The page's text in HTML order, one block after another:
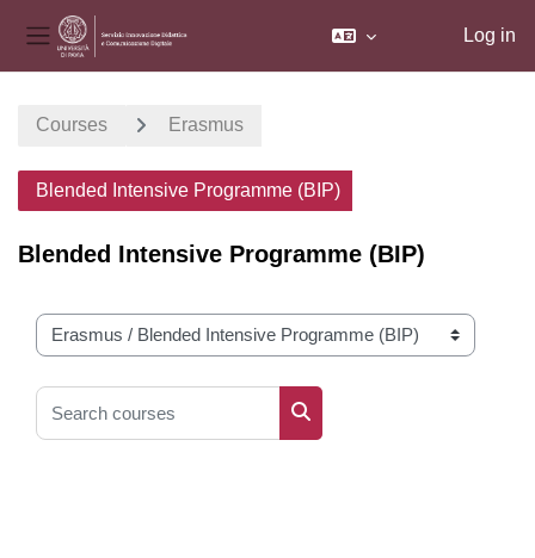
Side panel
Log in
Courses Erasmus
Blended Intensive Programme (BIP)
Blended Intensive Programme (BIP)
Course categories
Search courses
Search courses